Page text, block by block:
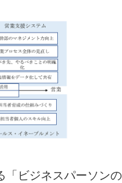
「ビジネスパーソンの